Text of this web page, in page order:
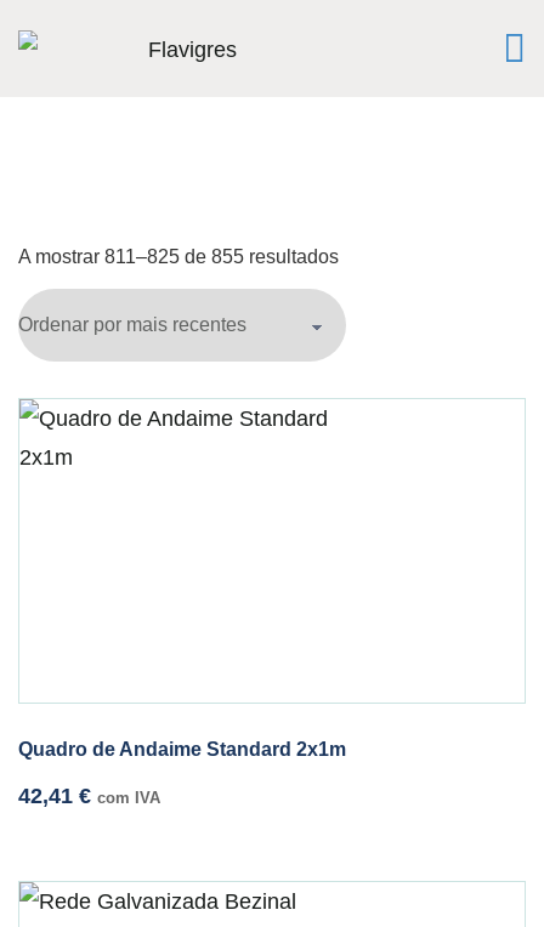
A mostrar 811–825 de 855 resultados
Quadro de Andaime Standard 2x1m
42,41 € com IVA